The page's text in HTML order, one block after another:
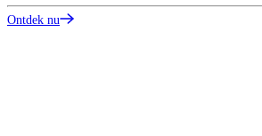
Ontdek nu